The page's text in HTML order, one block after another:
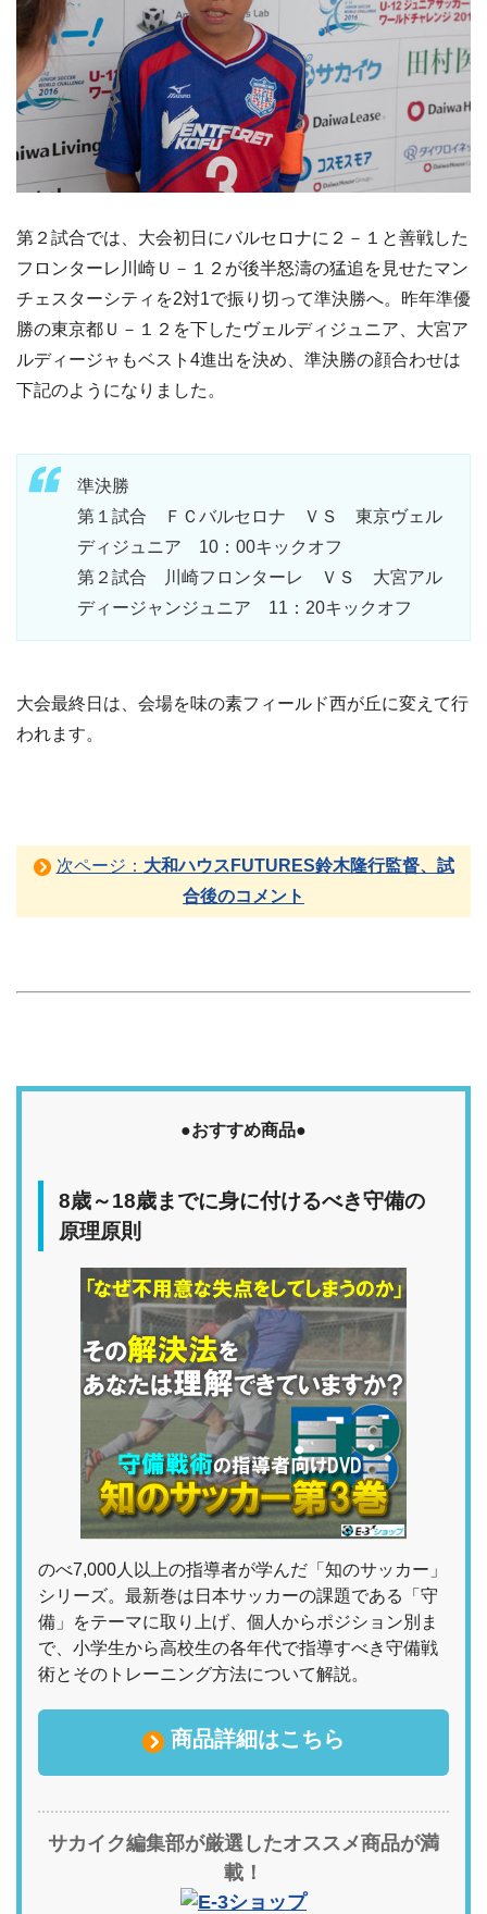
第２試合では、大会初日にバルセロナに２－１と善戦した
フロンターレ川崎Ｕ－１２が後半怒濤の猛追を見せたマン
チェスターシティを2対1で振り切って準決勝へ。昨年準優
勝の東京都Ｕ－１２を下したヴェルディジュニア、大宮ア
ルディージャもベスト4進出を決め、準決勝の顔合わせは
下記のようになりました。
準決勝
第１試合 ＦＣバルセロナ ＶＳ 東京ヴェル
ディジュニア 10：00キックオフ
第２試合 川崎フロンターレ ＶＳ 大宮アル
ディージャンジュニア 11：20キックオフ
大会最終日は、会場を味の素フィールド西が丘に変えて行
われます。
次ページ： 大和ハウスFUTURES鈴木隆行監督、試
合後のコメント
●おすすめ商品●
8歳～18歳までに身に付けるべき守備の
原理原則
のべ7,000人以上の指導者が学んだ「知のサッカー」
シリーズ。最新巻は日本サッカーの課題である「守
備」をテーマに取り上げ、個人からポジション別ま
で、小学生から高校生の各年代で指導すべき守備戦
術とそのトレーニング方法について解説。
商品詳細はこちら
サカイク編集部が厳選したオススメ商品が満
載！